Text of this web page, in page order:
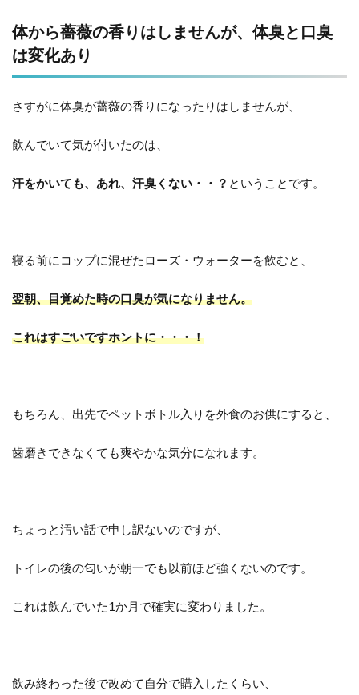
体から薔薇の香りはしませんが、体臭と口臭
は変化あり
さすがに体臭が薔薇の香りになったりはしませんが、
飲んでいて気が付いたのは、
汗をかいても、あれ、汗臭くない・・？ ということです。
寝る前にコップに混ぜたローズ・ウォーターを飲むと、
翌朝、目覚めた時の口臭が気になりません。
これはすごいですホントに・・・！
もちろん、出先でペットボトル入りを外食のお供にすると、
歯磨きできなくても爽やかな気分になれます。
ちょっと汚い話で申し訳ないのですが、
トイレの後の匂いが朝一でも以前ほど強くないのです。
これは飲んでいた1か月で確実に変わりました。
飲み終わった後で改めて自分で購入したくらい、